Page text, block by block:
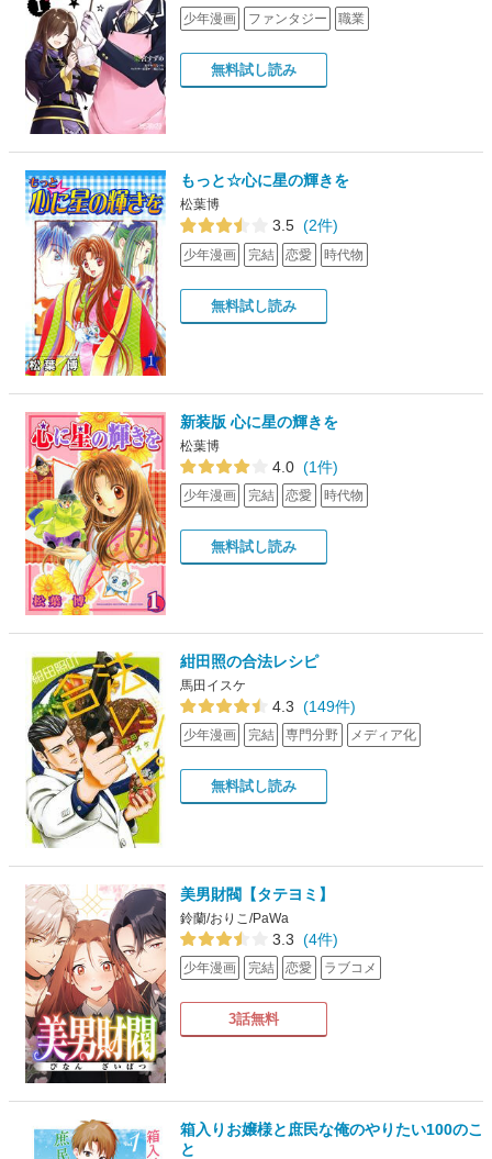
少年漫画 ファンタジー 職業
無料試し読み
もっと☆心に星の輝きを
松葉博
3.5 (2件)
少年漫画 完結 恋愛 時代物
無料試し読み
新装版 心に星の輝きを
松葉博
4.0 (1件)
少年漫画 完結 恋愛 時代物
無料試し読み
紺田照の合法レシピ
馬田イスケ
4.3 (149件)
少年漫画 完結 専門分野 メディア化
無料試し読み
美男財閥【タテヨミ】
鈴蘭/おりこ/PaWa
3.3 (4件)
少年漫画 完結 恋愛 ラブコメ
3話無料
箱入りお嬢様と庶民な俺のやりたい100のこ
と